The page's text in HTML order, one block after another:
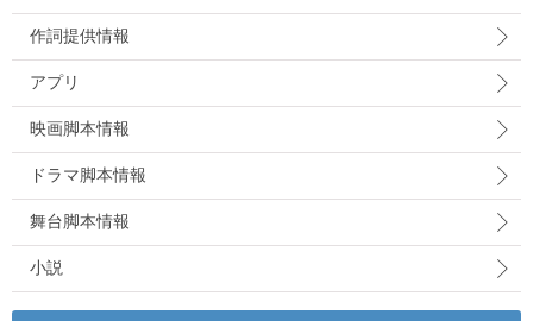
作詞提供情報
アプリ
映画脚本情報
ドラマ脚本情報
舞台脚本情報
小説